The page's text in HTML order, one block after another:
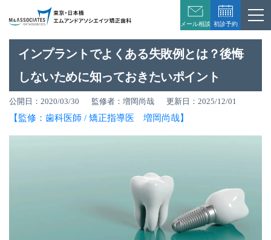
初診予約
メール相談
インプラントでよくある失敗例とは？後悔
しないために知っておきたいポイント
公開日：2020/03/30 監修者：増岡尚哉 更新日：2025/12/01
【監修：歯科医師 / 矯正指導医 増岡尚哉】